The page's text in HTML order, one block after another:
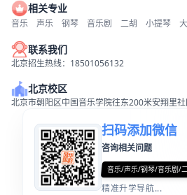
相关专业
音乐 声乐 钢琴 音乐剧 二胡 小提琴
联系我们
北京招生热线：18501056132
北京校区
北京市朝阳区中国音乐学院往东200米安翔里社
扫码添加微信
咨询相关问题
音乐/声乐/钢琴/音乐剧/二
精准升学导航...